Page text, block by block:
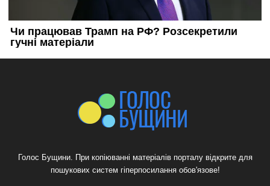
Голос Бущини. При копіюванні матеріалів порталу відкрите для
пошукових систем гіперпосилання обов'язове!